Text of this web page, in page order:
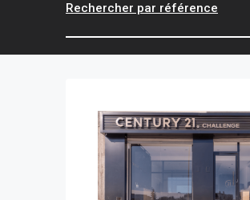
Rechercher par référence